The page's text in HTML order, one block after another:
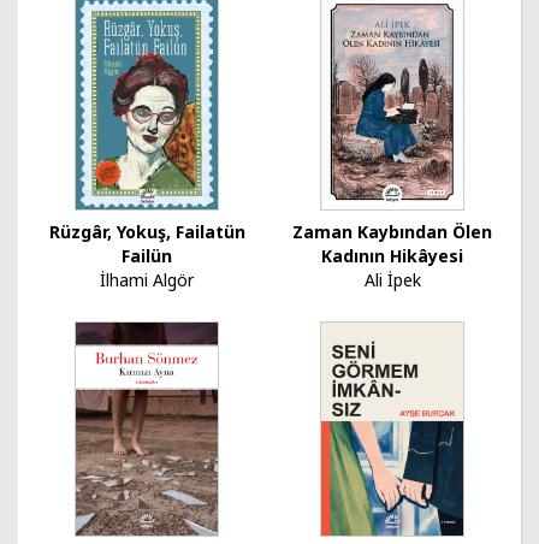
Rüzgâr, Yokuş, Failatün
Failün
İlhami Algör
Zaman Kaybından Ölen
Kadının Hikâyesi
Ali İpek